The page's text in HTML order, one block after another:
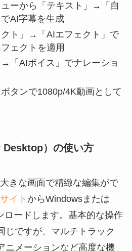
ーから「テキスト」→「自
AI字幕を生成
ト」→「AIエフェクト」で
ェクトを適用
「AIボイス」でナレーショ
タンで1080p/4K動画として
）の使い方
きな画面で精緻な編集がで
イト からWindowsまたは
ロードします。基本的な操作
じですが、マルチトラック
ニメーションなど高度な機